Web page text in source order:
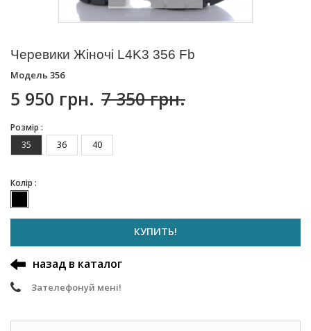
Черевики Жіночі L4K3 356 Fb
Модель 356
5 950 грн. 7 350 грн.
Розмір :
35
36 40
Колір :
КУПИТЬ!
назад в каталог
Зателефонуй мені!